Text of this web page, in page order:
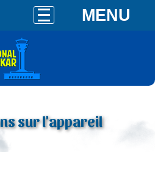
MENU
sur l'appareil